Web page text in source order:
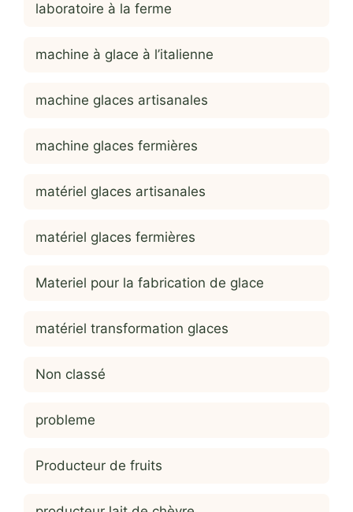
laboratoire à la ferme
machine à glace à l’italienne
machine glaces artisanales
machine glaces fermières
matériel glaces artisanales
matériel glaces fermières
Materiel pour la fabrication de glace
matériel transformation glaces
Non classé
probleme
Producteur de fruits